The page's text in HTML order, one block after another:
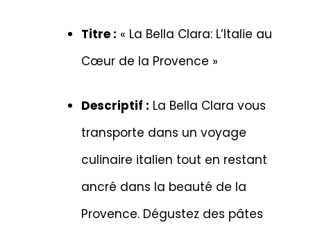
Titre : « La Bella Clara: L’Italie au
Cœur de la Provence »
Descriptif : La Bella Clara vous
transporte dans un voyage
culinaire italien tout en restant
ancré dans la beauté de la
Provence. Dégustez des pâtes